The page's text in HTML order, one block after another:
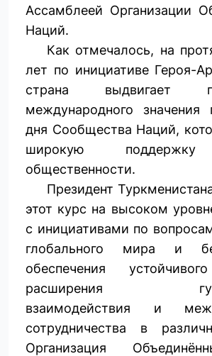
Ассамблеей Организации
Наций.
Как отмечалось, на
лет по инициативе Героя-­
страна выдвигает
международного значения
дня Сообщества Наций,
широкую
общественности.
Президент
этот курс на высоком
с инициативами по
глобального мира и
обеспечения
расширения
взаимодействия и
сотрудничества в
Организация